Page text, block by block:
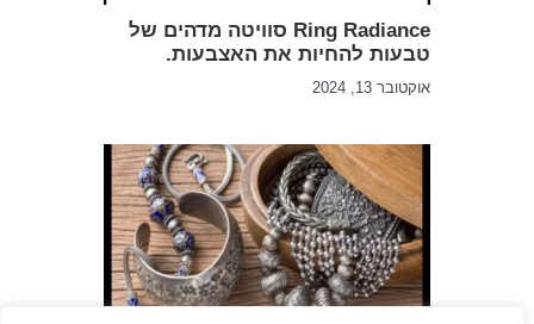
Ring Radiance סוויטה מדהים של
טבעות להחיות את האצבעות.
אוקטובר 13, 2024